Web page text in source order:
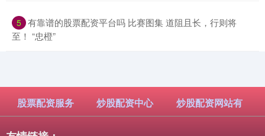
5 ​有靠谱的股票配资平台吗 比赛图集 道阻且长，行则将
至！ “忠橙”
股票配资服务 炒股配资中心 炒股配资网站有